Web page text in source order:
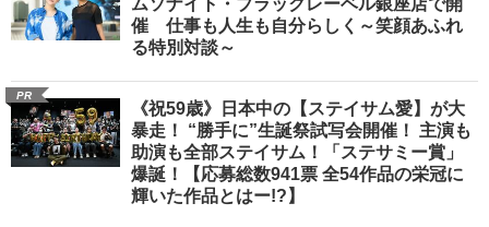
ムソナイト・ブラックレーベル銀座店で開
催 仕事も人生も自分らしく～笑顔あふれ
る特別対談～
PR
《祝59歳》日本中の【ステイサム愛】が大
暴走！ “勝手に”生誕祭試写会開催！ 主演も
助演も全部ステイサム！「ステサミー賞」
爆誕！【応募総数941票 全54作品の栄冠に
輝いた作品とはー!?】